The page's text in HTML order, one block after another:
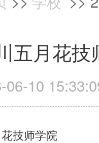
五月花
06-10
技师学院